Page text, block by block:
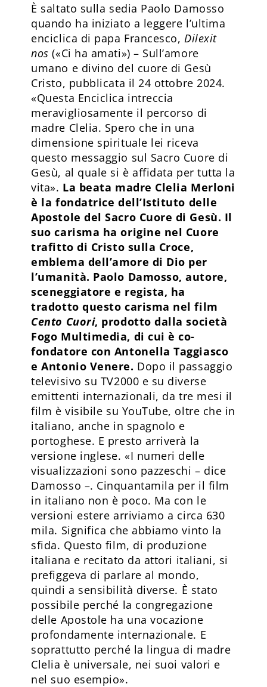
È saltato sulla sedia Paolo Damosso
quando ha iniziato a leggere l’ultima
enciclica di papa Francesco, Dilexit
nos («Ci ha amati») – Sull’amore
umano e divino del cuore di Gesù
Cristo, pubblicata il 24 ottobre 2024.
«Questa Enciclica intreccia
meravigliosamente il percorso di
madre Clelia. Spero che in una
dimensione spirituale lei riceva
questo messaggio sul Sacro Cuore di
Gesù, al quale si è affidata per tutta la
vita». La beata madre Clelia Merloni
è la fondatrice dell’Istituto delle
Apostole del Sacro Cuore di Gesù. Il
suo carisma ha origine nel Cuore
trafitto di Cristo sulla Croce,
emblema dell’amore di Dio per
l’umanità. Paolo Damosso, autore,
sceneggiatore e regista, ha
tradotto questo carisma nel film
Cento Cuori, prodotto dalla società
Fogo Multimedia, di cui è co-
fondatore con Antonella Taggiasco
e Antonio Venere. Dopo il passaggio
televisivo su TV2000 e su diverse
emittenti internazionali, da tre mesi il
film è visibile su YouTube, oltre che in
italiano, anche in spagnolo e
portoghese. E presto arriverà la
versione inglese. «I numeri delle
visualizzazioni sono pazzeschi – dice
Damosso –. Cinquantamila per il film
in italiano non è poco. Ma con le
versioni estere arriviamo a circa 630
mila. Significa che abbiamo vinto la
sfida. Questo film, di produzione
italiana e recitato da attori italiani, si
prefiggeva di parlare al mondo,
quindi a sensibilità diverse. È stato
possibile perché la congregazione
delle Apostole ha una vocazione
profondamente internazionale. E
soprattutto perché la lingua di madre
Clelia è universale, nei suoi valori e
nel suo esempio».